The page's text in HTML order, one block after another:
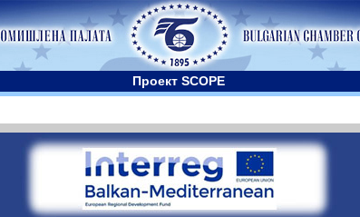
Проект SCOPE